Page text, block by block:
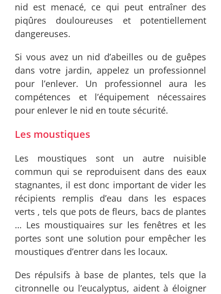
nid est menacé, ce qui peut entraîner des
piqûres douloureuses et potentiellement
dangereuses.
Si vous avez un nid d’abeilles ou de guêpes
dans votre jardin, appelez un professionnel
pour l’enlever. Un professionnel aura les
compétences et l’équipement nécessaires
pour enlever le nid en toute sécurité.
Les moustiques
Les moustiques sont un autre nuisible
commun qui se reproduisent dans des eaux
stagnantes, il est donc important de vider les
récipients remplis d’eau dans les espaces
verts , tels que pots de fleurs, bacs de plantes
… Les moustiquaires sur les fenêtres et les
portes sont une solution pour empêcher les
moustiques d’entrer dans les locaux.
Des répulsifs à base de plantes, tels que la
citronnelle ou l’eucalyptus, aident à éloigner